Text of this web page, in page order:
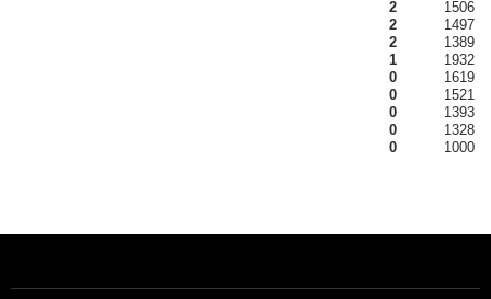
2
1506
2
1497
2
1389
1
1932
0
1619
0
1521
0
1393
0
1328
0
1000